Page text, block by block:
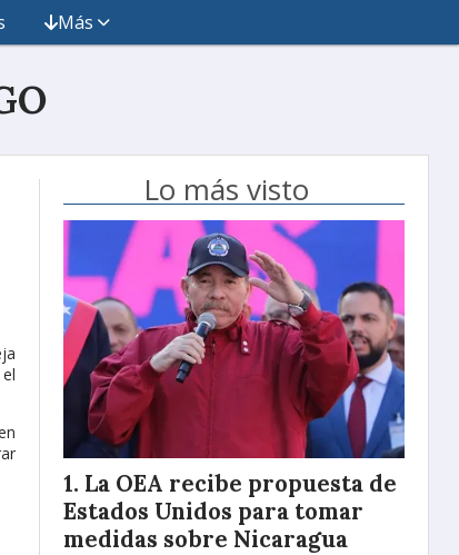
Más
Lo más visto
La OEA recibe propuesta de
Estados Unidos para tomar
medidas sobre Nicaragua